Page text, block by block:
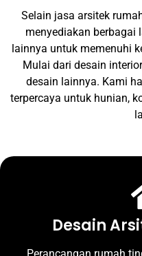
Selain jasa arsitek
menyediakan berbagai
lainnya untuk memenuhi
Mulai dari desain
desain lainnya. Kami
terpercaya untuk hunian,
Desain